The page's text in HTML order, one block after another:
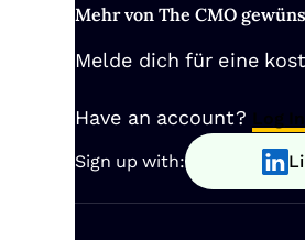
Mehr von The CMO
Melde dich für eine
Have an account? Log In
Sign up with: